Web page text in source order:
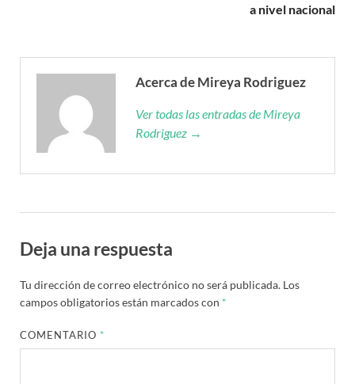
a nivel nacional
Acerca de Mireya Rodriguez
Ver todas las entradas de Mireya
Rodriguez →
Deja una respuesta
Tu dirección de correo electrónico no será publicada. Los
campos obligatorios están marcados con *
COMENTARIO *